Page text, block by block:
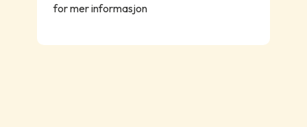
for mer informasjon